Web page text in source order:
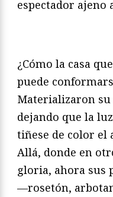
espectador ajeno
¿Cómo la casa
puede
Materializaron
dejando que la
tiñese de color el
Allá, donde en
gloria, ahora sus
—rosetón,